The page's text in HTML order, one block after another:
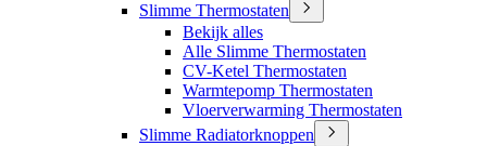
Slimme Thermostaten
Bekijk alles
Alle Slimme Thermostaten
CV-Ketel Thermostaten
Warmtepomp Thermostaten
Vloerverwarming Thermostaten
Slimme Radiatorknoppen